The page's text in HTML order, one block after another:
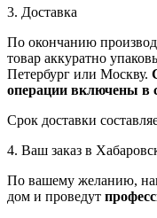
3. Доставка
По окончанию
товар аккуратно
Петербург или Москву.
операции включены в
Срок доставки
4. Ваш заказ в
По вашему желанию,
дом и проведут